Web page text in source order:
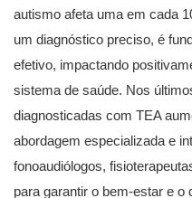
autismo afeta uma em cada
um diagnóstico preciso, é
efetivo, impactando
sistema de saúde. Nos
diagnosticadas com TEA
abordagem especializada e
fonoaudiólogos,
para garantir o bem-estar e o